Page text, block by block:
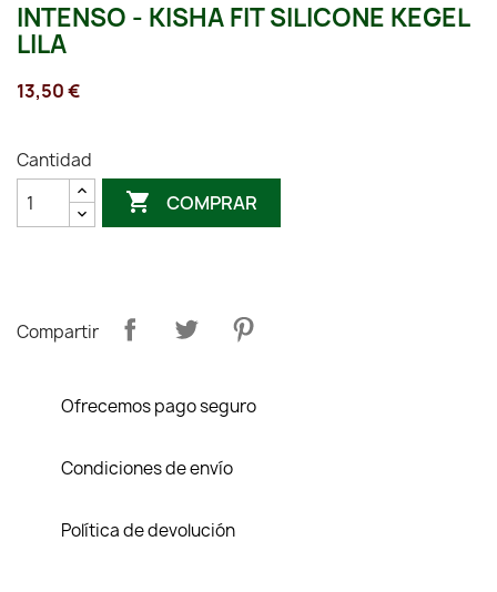
INTENSO - KISHA FIT SILICONE KEGEL
LILA
13,50 €
Cantidad
 COMPRAR
Compartir
Ofrecemos pago seguro
Condiciones de envío
Política de devolución